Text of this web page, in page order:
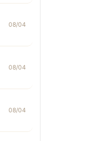
08/04
08/04
08/04